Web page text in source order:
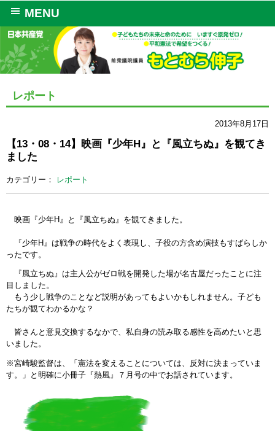
MENU
レポート
2013年8月17日
【13・08・14】映画『少年H』と『風立ちぬ』を観てき
ました
カテゴリー： レポート
映画『少年H』と『風立ちぬ』を観てきました。
『少年H』は戦争の時代をよく表現し、子役の方含め演技もすばらしか
ったです。
『風立ちぬ』は主人公がゼロ戦を開発した場が名古屋だったことに注
目しました。
もう少し戦争のことなど説明があってもよいかもしれません。子ども
たちが観てわかるかな？
皆さんと意見交換するなかで、私自身の読み取る感性を高めたいと思
いました。
※宮崎駿監督は、「憲法を変えることについては、反対に決まっていま
す。」と明確に小冊子『熱風』７月号の中でお話されています。